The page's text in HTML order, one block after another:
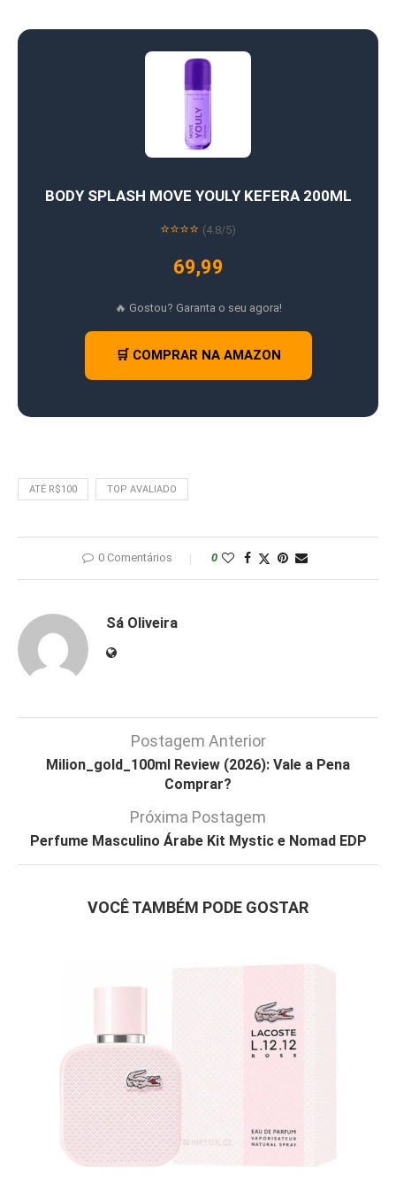
BODY SPLASH MOVE YOULY KEFERA 200ML
⭐⭐⭐⭐ (4.8/5)
69,99
🔥 Gostou? Garanta o seu agora!
🛒 COMPRAR NA AMAZON
ATÉ R$100 TOP AVALIADO
0 Comentários 0
Sá Oliveira
Postagem Anterior
Milion_gold_100ml Review (2026): Vale a Pena
Comprar?
Próxima Postagem
Perfume Masculino Árabe Kit Mystic e Nomad EDP
VOCÊ TAMBÉM PODE GOSTAR